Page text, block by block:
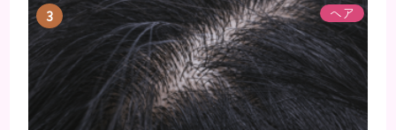
まれるアレルギーを起こすおそれのある成分 まず、
普段お使いの歯磨き粉に含まれているどの成分にア
レルギーを引き起こすおそれがあるのかを説明しま
すね。 •フッ素･･･歯の表面のエナメルを守り強くし
たり、虫歯と防ぐ働きを持つ成分 •香味料 ･･･歯磨き
粉の風味や爽...
ヘア